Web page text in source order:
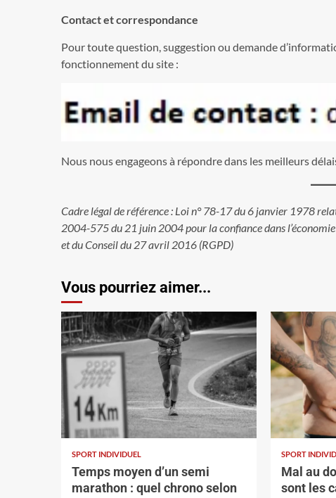
Contact et correspondance
Pour toute question, suggestion ou demande
fonctionnement du site :
Nous nous engageons à répondre dans les meilleurs
Cadre légal de référence : Loi n° 78-17 du 6 janvier 1978
2004-575 du 21 juin 2004 pour la confiance dans
et du Conseil du 27 avril 2016 (RGPD)
Vous pourriez aimer...
SPORT INDIVIDUEL
Temps moyen d’un semi
marathon : quel chrono selon
SPORT
Mal au
sont les